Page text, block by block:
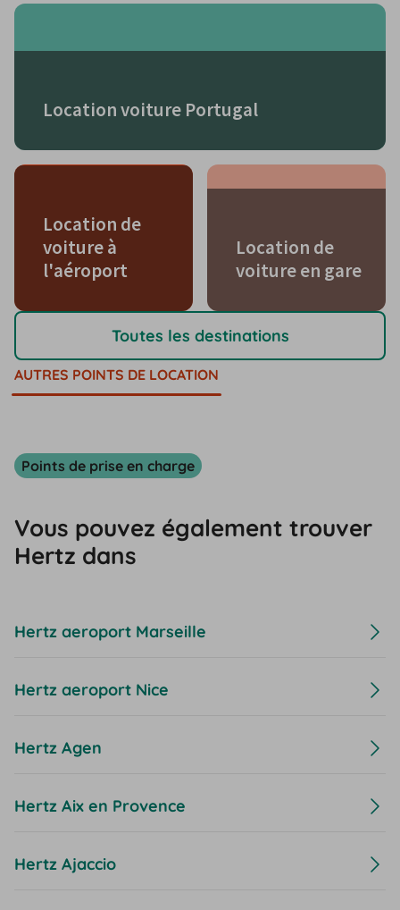
Location voiture Portugal
Location de
voiture à
l'aéroport
Location de
voiture en gare
Toutes les destinations
AUTRES POINTS DE LOCATION
Points de prise en charge
Vous pouvez également trouver
Hertz dans
Hertz aeroport Marseille
Hertz aeroport Nice
Hertz Agen
Hertz Aix en Provence
Hertz Ajaccio